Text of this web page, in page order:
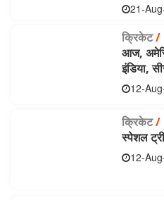
21-
क्रिकेट/
आज,
इंडिया,
12-
क्रिकेट
स्पेशल
12-